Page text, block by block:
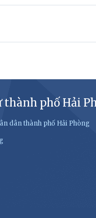
phố Hải
dân thành phố Hải Phòng